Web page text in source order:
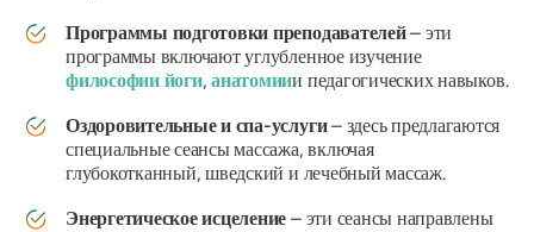
Программы подготовки преподавателей– эти
программы включают углубленное изучение
философии йоги,анатомиии педагогических навыков.
Оздоровительные и спа-услуги– здесь предлагаются
специальные сеансы массажа, включая
глубокотканный, шведский и лечебный массаж.
Энергетическое исцеление – эти сеансы направлены